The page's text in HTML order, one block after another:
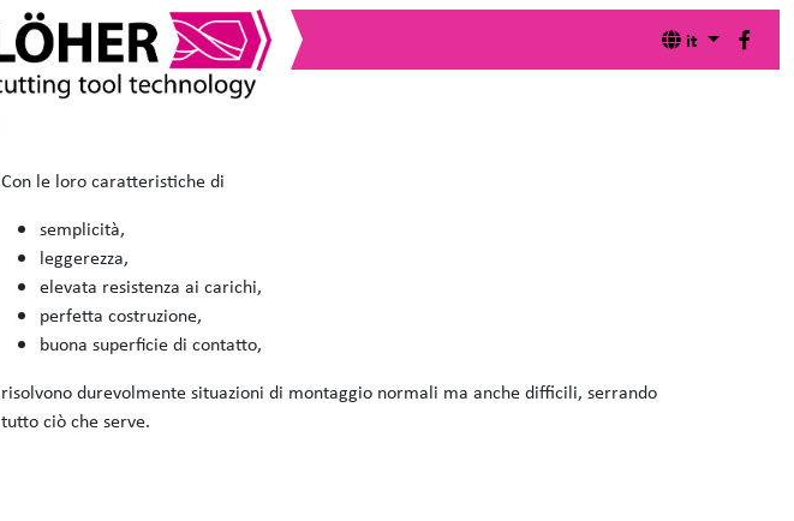
it
Chiavi angolari
Con le loro caratteristiche di
semplicità,
leggerezza,
elevata resistenza ai carichi,
perfetta costruzione,
buona superficie di contatto,
risolvono durevolmente situazioni di montaggio normali ma anche difficili, serrando
tutto ciò che serve.